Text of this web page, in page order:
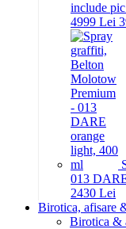
include
4999 Lei
013
2430 Lei
Birotica, afisare
Birotica &